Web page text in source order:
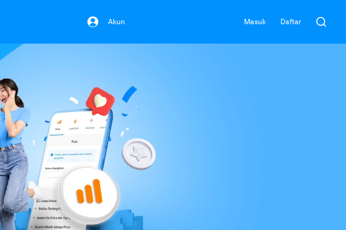
Akun Masuk Daftar